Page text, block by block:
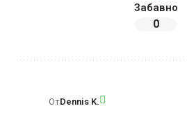
Забавно
0
ОтDennis K.